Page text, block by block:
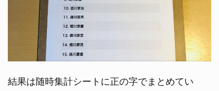
結果は随時集計シートに正の字でまとめてい